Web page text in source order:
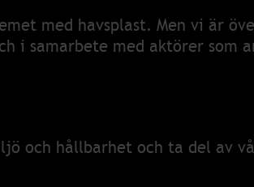
med havsplast. Men vi är
i samarbete med aktörer som
och hållbarhet och ta del av